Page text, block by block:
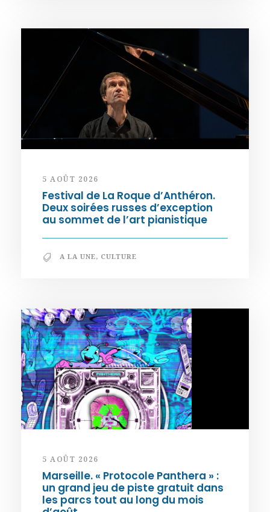
5 AOÛT 2026
Festival de La Roque d’Anthéron.
Deux soirées russes d’exception
au sommet de l’art pianistique
A LA UNE, CULTURE
5 AOÛT 2026
Marseille. « Protocole Panthera » :
un grand jeu de piste gratuit dans
les parcs tout au long du mois